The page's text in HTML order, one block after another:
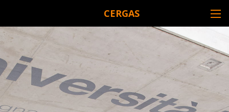
CERGAS
DESK NAVIGATION